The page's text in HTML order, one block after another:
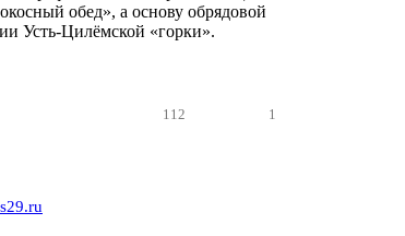
обед», а основу обрядовой
Усть-Цилёмской «горки».
112 1